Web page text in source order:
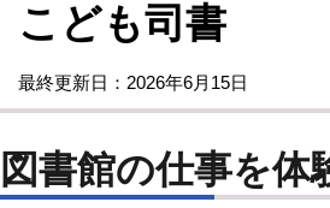
こども司書
最終更新日：2026年6月15日
図書館の仕事を